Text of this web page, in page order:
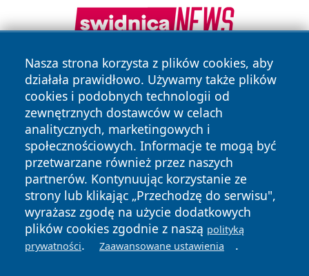
Nasza strona korzysta z plików cookies, aby
działała prawidłowo. Używamy także plików
cookies i podobnych technologii od
zewnętrznych dostawców w celach
analitycznych, marketingowych i
społecznościowych. Informacje te mogą być
przetwarzane również przez naszych
partnerów. Kontynuując korzystanie ze
strony lub klikając „Przechodzę do serwisu",
wyrażasz zgodę na użycie dodatkowych
plików cookies zgodnie z naszą polityką
prywatności. Zaawansowane ustawienia .
Copyright © 2026 faktyrzeszow.pl Wszystkie prawa
zastrzeżone.
News Autorzy
Polityka
Prywatności
Polityka
Cookies